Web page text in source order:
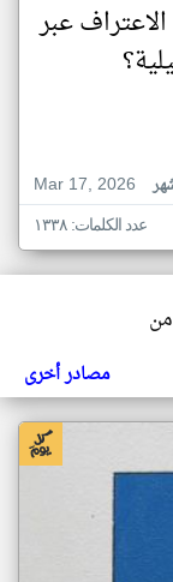
عبر
Mar 17, 2026
عدد الكلمات: ١٣٣٨
مصادر أخرى